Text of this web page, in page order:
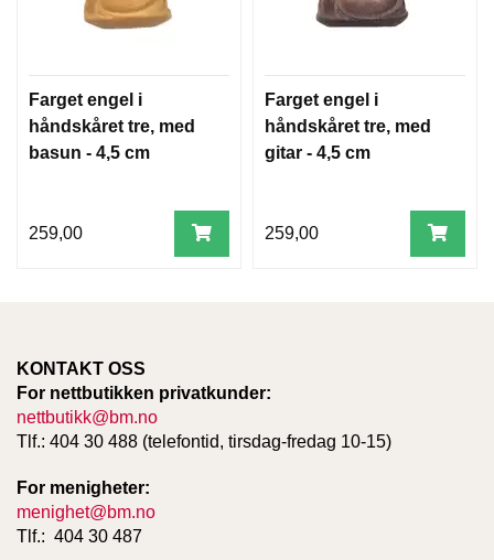
Farget engel i
håndskåret tre, med
basun - 4,5 cm
259,00
Farget engel i
håndskåret tre, med
gitar - 4,5 cm
259,00
KONTAKT OSS
For nettbutikken privatkunder:
nettbutikk@bm.no
Tlf.: 404 30 488 (telefontid, tirsdag-fredag 10-15)
For menigheter:
menighet@bm.no
Tlf.: 404 30 487